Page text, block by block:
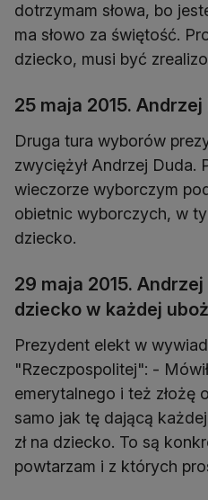
dotrzymam słowa, bo
ma słowo za świętość.
dziecko, musi być
25 maja 2015.
Druga tura wyborów
zwyciężył Andrzej Duda.
wieczorze wyborczym
obietnic wyborczych, w
dziecko.
29 maja 2015. Andrzej
dziecko w każdej
Prezydent elekt w
"Rzeczpospolitej": -
emerytalnego i też złożę
samo jak tę dającą
zł na dziecko. To są
powtarzam i z których